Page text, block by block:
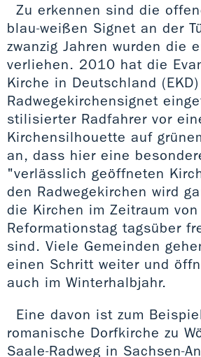
Zu erkennen sind die
blau-weißen Signet an der
zwanzig Jahren wurden die
verliehen. 2010 hat die
Kirche in Deutschland
Radwegekirchensignet
stilisierter Radfahrer vor
Kirchensilhouette auf
an, dass hier eine
"verlässlich geöffneten
den Radwegekirchen wird
die Kirchen im Zeitraum
Reformationstag tagsüber
sind. Viele Gemeinden
einen Schritt weiter und
auch im Winterhalbjahr.
Eine davon ist zum
romanische Dorfkirche zu
Saale-Radweg in Sachsen-